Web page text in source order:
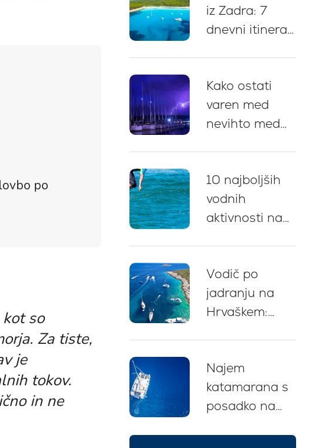
po
so
Za tiste,
je
tokov.
in ne
iz Zadra: 7
dnevni itinerar,
postanki za
kopanje in
nasveti za
Kako ostati
varen med
nevihto med
ključnih
priporočil
10 najboljših
vodnih
aktivnosti na
Vodič po
jadranju na
Hrvaškem:
in priporočila
za začetnike
(2026)
Najem
katamarana s
posadko na